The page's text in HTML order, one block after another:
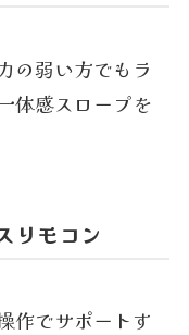
の弱い方でもラ
体感スロープを
リモコン
作でサポートす